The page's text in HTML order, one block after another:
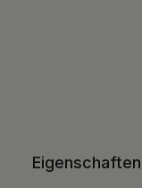
Eigenschaften